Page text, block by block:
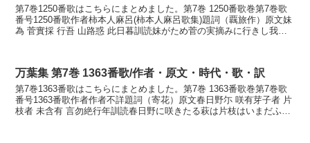
第7巻1250番歌はこちらにまとめました。第7巻 1250番歌巻第7巻歌
番号1250番歌作者柿本人麻呂(柿本人麻呂歌集)題詞（覊旅作）原文妹
為 菅實採 行吾 山路惑 此日暮訓読妹がため菅の実摘みに行きし我れ
万葉集 第7巻 1363番歌/作者・原文・時代・歌・訳
第7巻1363番歌はこちらにまとめました。第7巻 1363番歌巻第7巻歌
番号1363番歌作者作者不詳題詞（寄花）原文春日野尓 咲有芽子者 片
枝者 未含有 言勿絶行年訓読春日野に咲きたる萩は片枝はいまだふふ